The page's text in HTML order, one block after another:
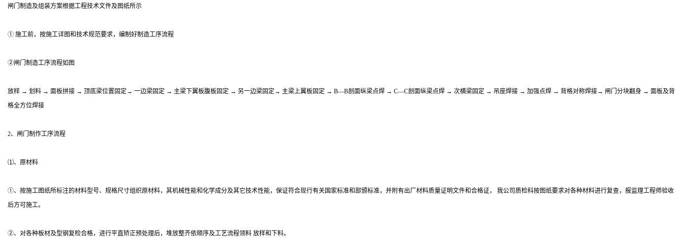
闸门制造及组装方案根据工程技术文件及图纸所示
① 施工前，按施工详图和技术规范要求，编制好制造工序流程
②闸门制造工序流程如图
放样 → 划料 → 面板拼接 → 顶底梁位置固定→ 一边梁固定 → 主梁下翼板腹板固定 → 另一边梁固定→ 主梁上翼板固定 → B—B剖面纵梁点焊 → C—C剖面纵梁点焊 → 次横梁固定 → 吊座焊接 → 加强点焊 → 背格对称焊接→ 闸门分块翻身 → 面板及背
格全方位焊接
2、闸门制作工序流程
⑴、原材料
①、按施工图纸所标注的材料型号、规格尺寸组织原材料，其机械性能和化学成分及其它技术性能，保证符合现行有关国家标准和部颁标准，并附有出厂材料质量证明文件和合格证， 我公司质检科按图纸要求对各种材料进行复查，报监理工程师验收
后方可施工。
②、对各种板材及型钢复检合格，进行平直矫正预处理后，堆放整齐依顺序及工艺流程领料 放样和下料。